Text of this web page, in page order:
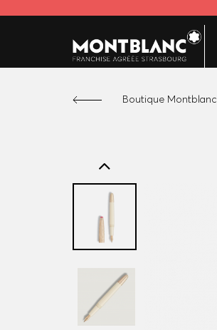
Boutique Montblanc